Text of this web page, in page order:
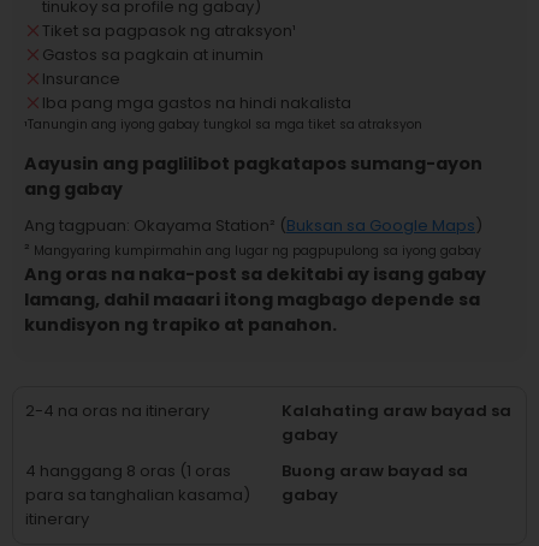
tinukoy sa profile ng gabay)
Tiket sa pagpasok ng atraksyon¹
Gastos sa pagkain at inumin
Insurance
Iba pang mga gastos na hindi nakalista
¹Tanungin ang iyong gabay tungkol sa mga tiket sa atraksyon
Aayusin ang paglilibot pagkatapos sumang-ayon
ang gabay
Ang tagpuan: Okayama Station² (Buksan sa Google Maps)
² Mangyaring kumpirmahin ang lugar ng pagpupulong sa iyong gabay
Ang oras na naka-post sa dekitabi ay isang gabay
lamang, dahil maaari itong magbago depende sa
kundisyon ng trapiko at panahon.
2-4 na oras na itinerary
Kalahating araw bayad sa
gabay
4 hanggang 8 oras (1 oras
para sa tanghalian kasama)
itinerary
Buong araw bayad sa
gabay